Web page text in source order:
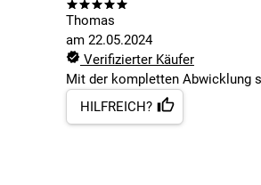
Thomas
am 22.05.2024
Verifizierter Käufer
Mit der kompletten Abwicklung
HILFREICH?